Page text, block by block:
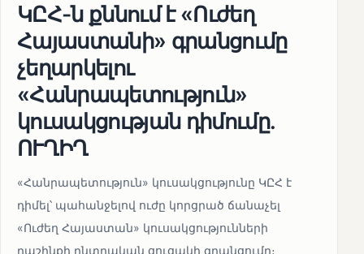
ԿԸՀ-ն քննում է «Ուժեղ
Հայաստանի» գրանցումը
չեղարկելու
«Հանրապետություն»
կուսակցության դիմումը.
ՈՒՂԻՂ
«Հանրապետություն» կուսակցությունը ԿԸՀ է
դիմել՝ պահանջելով ուժը կորցրած ճանաչել
«Ուժեղ Հայաստան» կուսակցությունների
դաշինքի ընտրական ցուցակի գրանցումը։